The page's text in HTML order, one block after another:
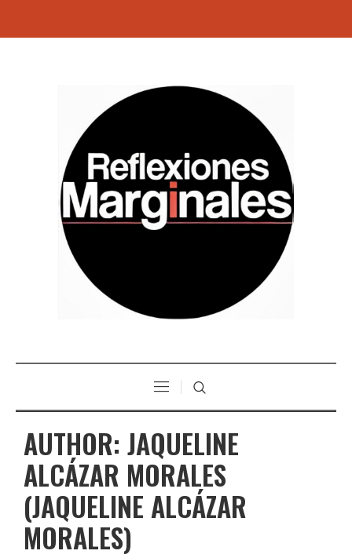
AUTHOR: JAQUELINE
ALCÁZAR MORALES
(JAQUELINE ALCÁZAR
MORALES)